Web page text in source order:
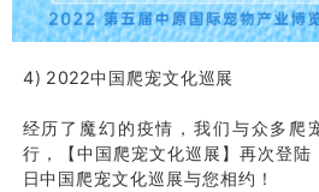
4) 2022中国爬宠文化巡展
经历了魔幻的疫情，我们与众多爬
行，【中国爬宠文化巡展】再次登
日中国爬宠文化巡展与您相约！